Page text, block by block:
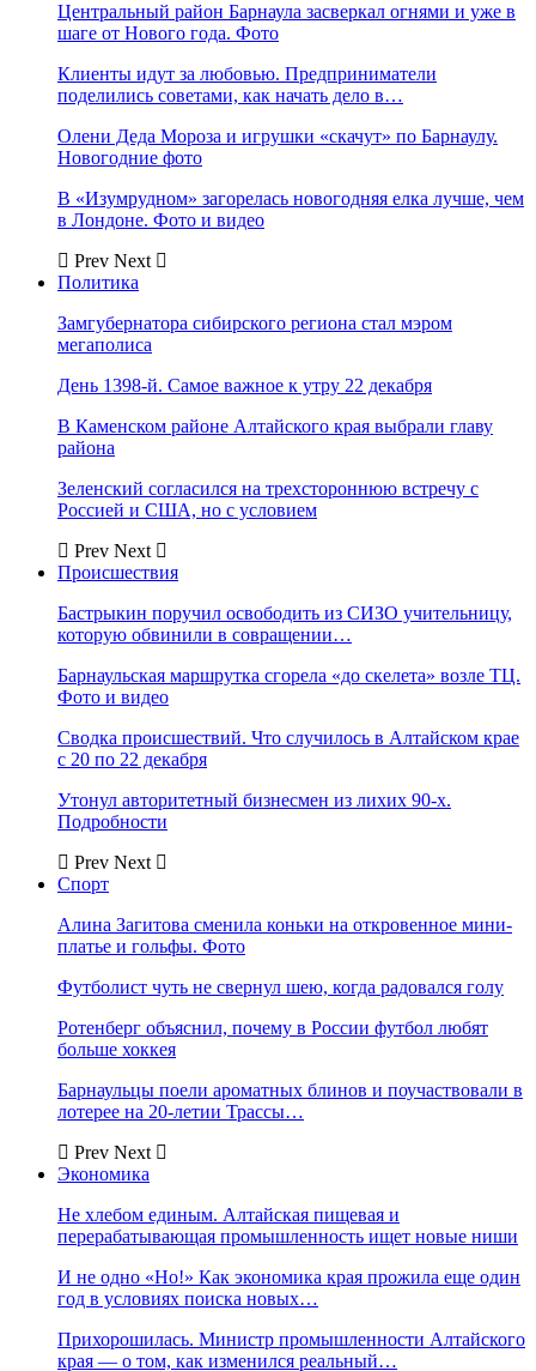
Центральный район Барнаула засверкал огнями и уже в
шаге от Нового года. Фото
Клиенты идут за любовью. Предприниматели
поделились советами, как начать дело в…
Олени Деда Мороза и игрушки «скачут» по Барнаулу.
Новогодние фото
В «Изумрудном» загорелась новогодняя елка лучше, чем
в Лондоне. Фото и видео
Prev Next
Политика
Замгубернатора сибирского региона стал мэром
мегаполиса
День 1398-й. Самое важное к утру 22 декабря
В Каменском районе Алтайского края выбрали главу
района
Зеленский согласился на трехстороннюю встречу с
Россией и США, но с условием
Prev Next
Происшествия
Бастрыкин поручил освободить из СИЗО учительницу,
которую обвинили в совращении…
Барнаульская маршрутка сгорела «до скелета» возле ТЦ.
Фото и видео
Сводка происшествий. Что случилось в Алтайском крае
с 20 по 22 декабря
Утонул авторитетный бизнесмен из лихих 90-х.
Подробности
Prev Next
Спорт
Алина Загитова сменила коньки на откровенное мини-
платье и гольфы. Фото
Футболист чуть не свернул шею, когда радовался голу
Ротенберг объяснил, почему в России футбол любят
больше хоккея
Барнаульцы поели ароматных блинов и поучаствовали в
лотерее на 20-летии Трассы…
Prev Next
Экономика
Не хлебом единым. Алтайская пищевая и
перерабатывающая промышленность ищет новые ниши
И не одно «Но!» Как экономика края прожила еще один
год в условиях поиска новых…
Прихорошилась. Министр промышленности Алтайского
края — о том, как изменился реальный…